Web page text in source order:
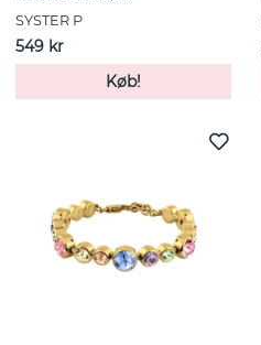
SYSTER P
549 kr
Køb!